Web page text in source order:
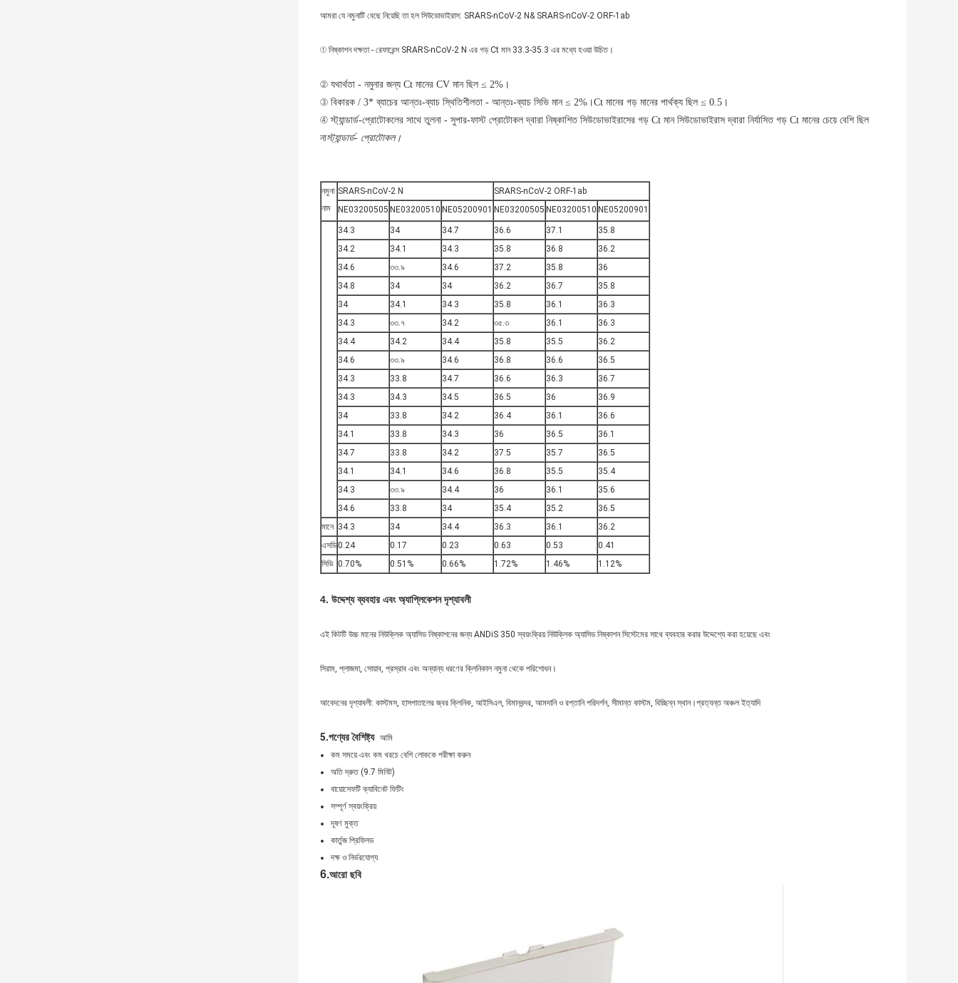
আমরা যে নমুনাটি বেছে নিয়েছি তা হল সিউডোভাইরাস: SRARS-nCoV-2 N& SRARS-nCoV-2 ORF-1ab
① নিষ্কাশন দক্ষতা - রেফারেন্স SRARS-nCoV-2 N এর গড় Ct মান 33.3-35.3 এর মধ্যে হওয়া উচিত।
② যথার্থতা - নমুনার জন্য Ct মানের CV মান ছিল ≤ 2%।
③ বিকারক / 3* ব্যাচের আন্তঃ-ব্যাচ স্থিতিশীলতা - আন্তঃ-ব্যাচ সিভি মান ≤ 2%।Ct মানের গড় মানের পার্থক্য ছিল ≤ 0.5।
④ স্ট্যান্ডার্ড-প্রোটোকলের সাথে তুলনা - সুপার-ফাস্ট প্রোটোকল দ্বারা নিষ্কাশিত সিউডোভাইরাসের গড় Ct মান সিউডোভাইরাস দ্বারা নির্যাসিত গড় Ct মানের চেয়ে বেশি ছিল
নাস্ট্যান্ডার্ড- প্রোটোকল।
নমুনা
নাম
SRARS-nCoV-2 N
SRARS-nCoV-2 ORF-1ab
NE03200505 NE03200510 NE05200901 NE03200505 NE03200510 NE05200901
34.3 34 34.7 36.6 37.1
35.8
34.2
34.1 34.3 35.8 36.8
36.2
34.6
৩৩.৯ 34.6 37.2 35.8
36
34.8
34 34 36.2 36.7
35.8
34
34.1 34.3 35.8 36.1
36.3
34.3
৩৩.৭ 34.2 ৩৫.৩ 36.1
36.3
34.4
34.2 34.4 35.8 35.5
36.2
34.6
৩৩.৯ 34.6 36.8 36.6
36.5
34.3
33.8 34.7 36.6 36.3
36.7
34.3
34.3 34.5 36.5 36
36.9
34
33.8 34.2 36.4 36.1
36.6
34.1
33.8 34.3 36 36.5
36.1
34.7
33.8 34.2 37.5 35.7
36.5
34.1
34.1 34.6 36.8 35.5
35.4
34.3
৩৩.৯ 34.4 36 36.1
35.6
34.6
33.8 34 35.4 35.2
36.5
মানে 34.3 34 34.4 36.3 36.1
36.2
এসডি0.24 0.17 0.23 0.63 0.53
0.41
সিভি 0.70% 0.51% 0.66% 1.72% 1.46% 1.12%
4. উদ্দেশ্য ব্যবহার এবং অ্যাপ্লিকেশন দৃশ্যাবলী
এই কিটটি উচ্চ মানের নিউক্লিক অ্যাসিড নিষ্কাশনের জন্য ANDiS 350 স্বয়ংক্রিয় নিউক্লিক অ্যাসিড নিষ্কাশন সিস্টেমের সাথে ব্যবহার করার উদ্দেশ্যে করা হয়েছে এবং
সিরাম, প্লাজমা, সোয়াব, প্রস্রাব এবং অন্যান্য ধরণের ক্লিনিকাল নমুনা থেকে পরিশোধন।
আবেদনের দৃশ্যাবলী: কাস্টমস, হাসপাতালের জ্বর ক্লিনিক, আইসিএল, বিমানবন্দর, আমদানি ও রপ্তানি পরিদর্শন, সীমান্ত কাস্টম, বিচ্ছিন্ন স্থান।প্রত্যন্ত অঞ্চল ইত্যাদি
5.পণ্যের বৈশিষ্ট্য আমি
কম সময়ে এবং কম খরচে বেশি লোককে পরীক্ষা করুন
অতি দ্রুত (9.7 মিনিট)
বায়োসেফটি ক্যাবিনেট ফিটিং
সম্পূর্ণ স্বয়ংক্রিয়
দূষণ মুক্ত
কার্তুজ প্রিফিলড
দক্ষ ও নির্ভরযোগ্য
6.আরো ছবি